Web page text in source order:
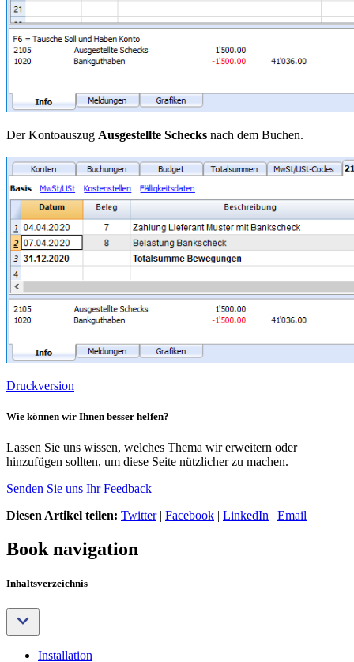
Der Kontoauszug Ausgestellte Schecks nach dem Buchen.
Druckversion
Wie können wir Ihnen besser helfen?
Lassen Sie uns wissen, welches Thema wir erweitern oder
hinzufügen sollten, um diese Seite nützlicher zu machen.
Senden Sie uns Ihr Feedback
Diesen Artikel teilen: Twitter| Facebook | LinkedIn | Email
Book navigation
Inhaltsverzeichnis
Installation